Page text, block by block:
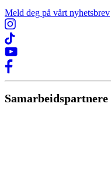
Meld deg på vårt nyhetsbrev
Samarbeidspartnere